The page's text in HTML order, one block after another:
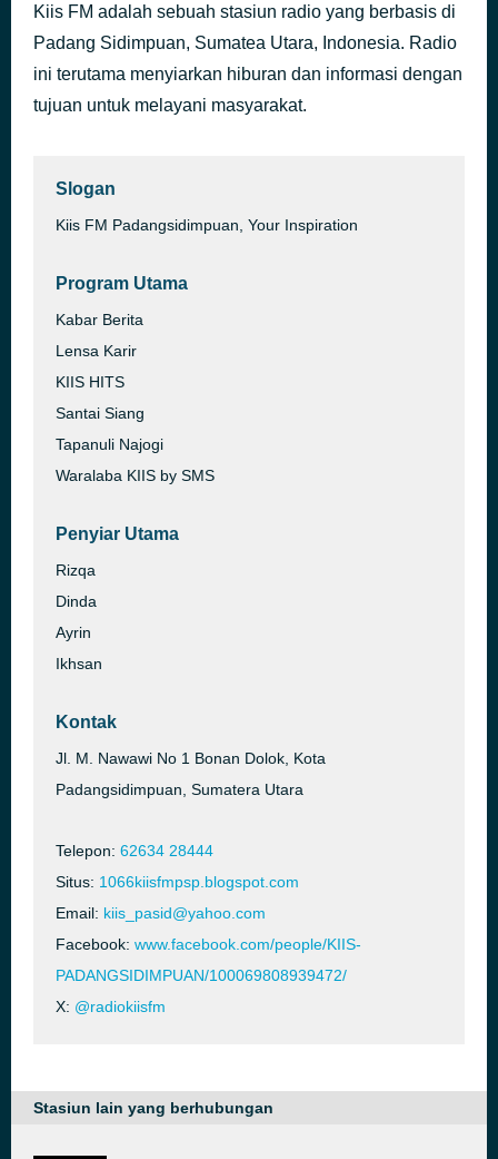
Kiis FM adalah sebuah stasiun radio yang berbasis di
Padang Sidimpuan, Sumatea Utara, Indonesia. Radio
ini terutama menyiarkan hiburan dan informasi dengan
tujuan untuk melayani masyarakat.
Slogan
Kiis FM Padangsidimpuan, Your Inspiration
Program Utama
Kabar Berita
Lensa Karir
KIIS HITS
Santai Siang
Tapanuli Najogi
Waralaba KIIS by SMS
Penyiar Utama
Rizqa
Dinda
Ayrin
Ikhsan
Kontak
Jl. M. Nawawi No 1 Bonan Dolok, Kota
Padangsidimpuan, Sumatera Utara
Telepon: 62634 28444
Situs: 1066kiisfmpsp.blogspot.com
Email: kiis_pasid@yahoo.com
Facebook: www.facebook.com/people/KIIS-
PADANGSIDIMPUAN/100069808939472/
X: @radiokiisfm
Stasiun lain yang berhubungan